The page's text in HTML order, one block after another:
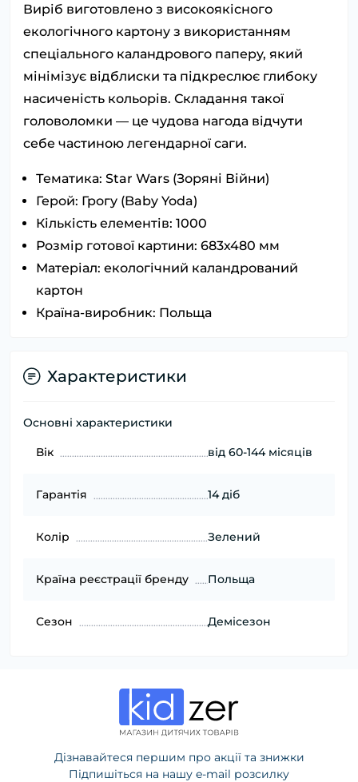
Виріб виготовлено з високоякісного
екологічного картону з використанням
спеціального каландрового паперу, який
мінімізує відблиски та підкреслює глибоку
насиченість кольорів. Складання такої
головоломки — це чудова нагода відчути
себе частиною легендарної саги.
Тематика: Star Wars (Зоряні Війни)
Герой: Грогу (Baby Yoda)
Кількість елементів: 1000
Розмір готової картини: 683х480 мм
Матеріал: екологічний каландрований
картон
Країна-виробник: Польща
Характеристики
Основні характеристики
Вік від 60-144 місяців
Гарантія 14 діб
Колір Зелений
Країна реєстрації бренду Польща
Сезон Демісезон
Дізнавайтеся першим про акції та знижки
Підпишіться на нашу e-mail розсилку